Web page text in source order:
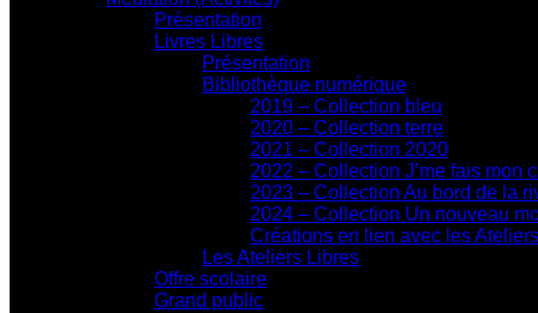
Présentation
Livres Libres
Présentation
Bibliothèque numérique
2019 – Collection bleu
2020 – Collection terre
2021 – Collection 2020
2022 – Collection J’me fais mon
2023 – Collection Au bord de la
2024 – Collection Un nouveau
Créations en lien avec les
Les Ateliers Libres
Offre scolaire
Grand public